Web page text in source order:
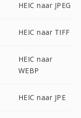
HEIC naar JPEG
HEIC naar TIFF
HEIC naar
WEBP
HEIC naar JPE